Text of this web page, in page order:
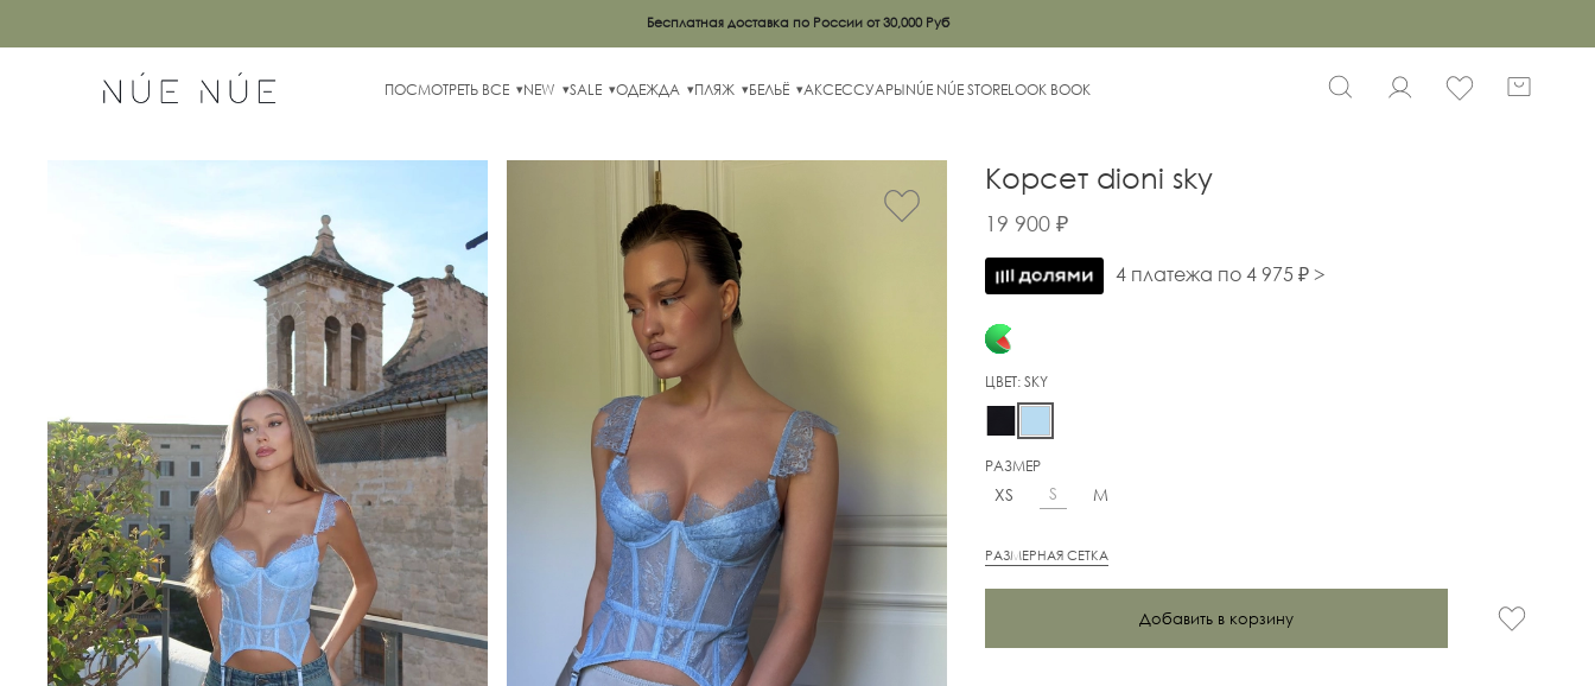
Бесплатная доставка по России от 30,000 Руб
ПОСМОТРЕТЬ ВСЕ NEW SALE ОДЕЖДА ПЛЯЖ БЕЛЬЁ АКСЕССУАРЫNÚE NÚE STORELOOK BOOK
Корсет dioni sky
19 900 ₽
4 платежа по 4 975 ₽ >
ЦВЕТ:SKY
РАЗМЕР
XS S M
РАЗМЕРНАЯ СЕТКА
Добавить в корзину